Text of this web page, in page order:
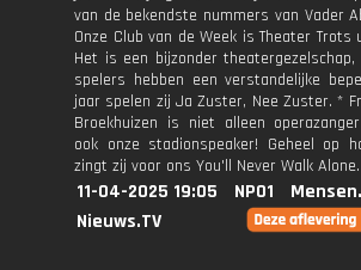
van de bekendste nummers van Vader
Onze Club van de Week is Theater Trots
Het is een bijzonder
spelers hebben een verstandelijke
jaar spelen zij Ja Zuster, Nee Zuster. *
Broekhuizen is niet alleen
ook onze stadionspeaker! Geheel op
zingt zij voor ons You'll Never Walk Alone.
11-04-2025 19:05 NPO1
Nieuws.TV